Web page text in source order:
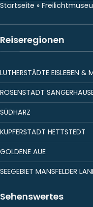
Startseite »
Reiseregionen
LUTHERSTÄDTE EISLEBEN &
ROSENSTADT
SÜDHARZ
KUPFERSTADT HETTSTEDT
GOLDENE AUE
SEEGEBIET MANSFELDER
Sehenswertes